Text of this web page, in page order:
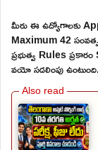
మీరు ఈ ఉద్యోగాలకు
Maximum 42
ప్రభుత్వ Rules
వయో సడలింపు ఉంటుంది.